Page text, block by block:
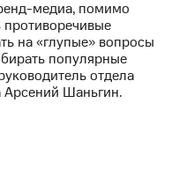
медиа, помимо
на «глупые» вопросы
популярные
отдела
Арсений Шаньгин.